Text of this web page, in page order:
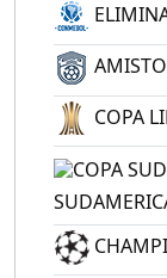
COPA